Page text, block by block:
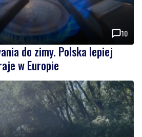
10
do zimy. Polska lepiej
w Europie